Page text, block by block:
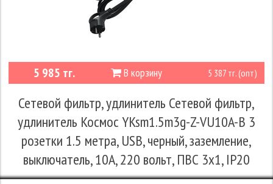
В корзину
5 985 тг. 5 387 тг. (опт)
Сетевой фильтр, удлинитель Сетевой фильтр,
удлинитель Космос YKsm1.5m3g-Z-VU10A-B 3
розетки 1.5 метра, USB, черный, заземление,
выключатель, 10А, 220 вольт, ПВС 3х1, IP20